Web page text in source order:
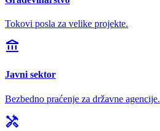
Tokovi posla za velike projekte.
account_balance
Javni sektor
Bezbedno praćenje za državne agencije.
handyman